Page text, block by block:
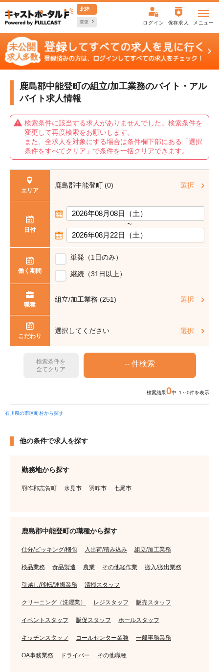
北陸
変更 ログイン 保存求人 メニュー
鹿島郡中能登町の組立/加工業務のバイト・アル
バイト求人情報
検索条件に該当する求人がありませんでした。検索条件を
変更して再度検索をお願いします。
また、全求人を対象にする場合は条件欄下部にある「選択
条件をすべてクリア」で条件を一括クリアできます。
エリア
鹿島郡中能登町 (0) 選択
日付
〜
働く期間
単発（1日のみ）
継続（31日以上）
職種
組立/加工業務 (251) 選択
こだわり
選択してください 選択
検索条件を
全てクリア
検索結果0中 1～0件を表示
石川県の市区町村から探す
他の条件で求人を探す
勤務地から探す
羽咋郡志賀町 氷見市 羽咋市 七尾市
鹿島郡中能登町の職種から探す
仕分/ピッキング/梱包 入出荷/積み込み 組立/加工業務
検品業務 食品製造 農業 その他軽作業 搬入/搬出業務
引越し/移転/運搬業務 清掃スタッフ
クリーニング（洗濯業） レジスタッフ 販売スタッフ
イベントスタッフ 販促スタッフ ホールスタッフ
キッチンスタッフ コールセンター業務 一般事務業務
OA事務業務 ドライバー その他職種